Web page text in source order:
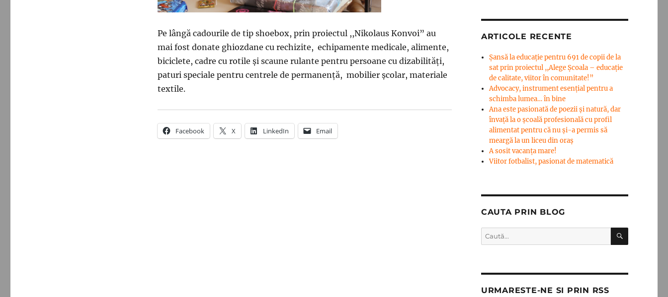
Pe lângă cadourile de tip shoebox, prin proiectul ,,Nikolaus Konvoi” au
mai fost donate ghiozdane cu rechizite, echipamente medicale, alimente,
biciclete, cadre cu rotile şi scaune rulante pentru persoane cu dizabilităţi,
paturi speciale pentru centrele de permanenţă, mobilier şcolar, materiale
textile.
Facebook X LinkedIn Email
ARTICOLE RECENTE
Șansă la educație pentru 691 de copii de la
sat prin proiectul ,,Alege Școala – educație
de calitate, viitor în comunitate!”
Advocacy, instrument esenţial pentru a
schimba lumea… în bine
Ana este pasionată de poezii și natură, dar
învață la o școală profesională cu profil
alimentat pentru că nu și-a permis să
meargă la un liceu din oraș
A sosit vacanța mare!
Viitor fotbalist, pasionat de matematică
CAUTA PRIN BLOG
Caută
după:
CĂUTARE
URMARESTE-NE SI PRIN RSS